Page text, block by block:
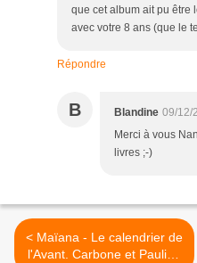
que cet album ait pu être
avec votre 8 ans (que le
Répondre
B Blandine 09/12/
Merci à vous
livres ;-)
< Maïana - Le calendrier de
l'Avant. Carbone et Pauline